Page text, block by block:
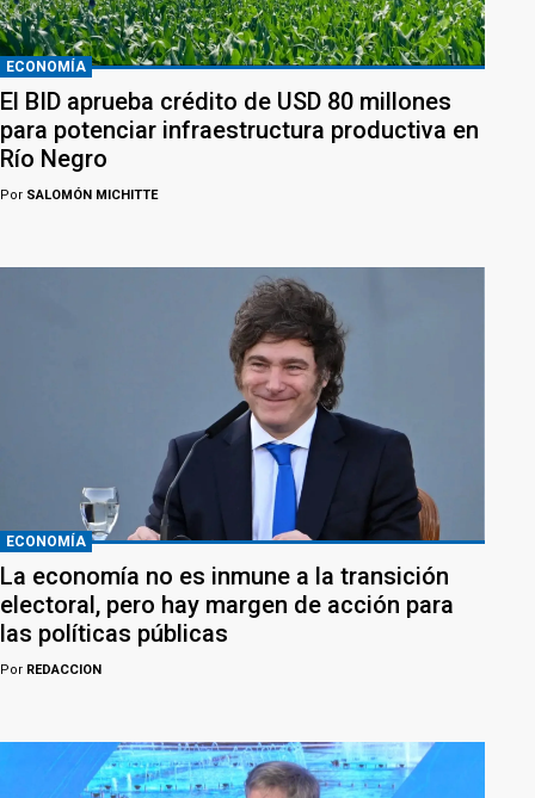
ECONOMÍA
El BID aprueba crédito de USD 80 millones
para potenciar infraestructura productiva en
Río Negro
Por SALOMÓN MICHITTE
ECONOMÍA
La economía no es inmune a la transición
electoral, pero hay margen de acción para
las políticas públicas
Por REDACCION